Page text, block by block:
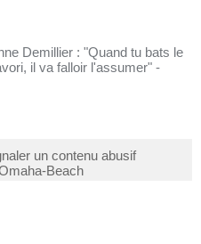
Demillier : "Quand tu bats le
il va falloir l'assumer" -
un contenu abusif
Beach